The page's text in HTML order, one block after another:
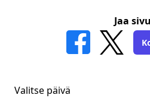
Jaa
Valitse päivä